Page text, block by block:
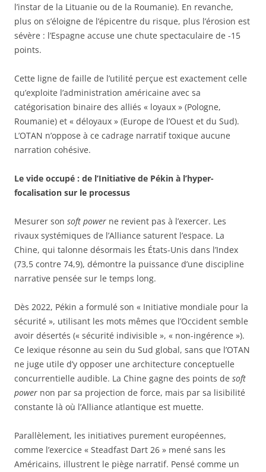
l’instar de la Lituanie ou de la Roumanie). En revanche,
plus on s’éloigne de l’épicentre du risque, plus l’érosion est
sévère : l’Espagne accuse une chute spectaculaire de -15
points.
Cette ligne de faille de l’utilité perçue est exactement celle
qu’exploite l’administration américaine avec sa
catégorisation binaire des alliés « loyaux » (Pologne,
Roumanie) et « déloyaux » (Europe de l’Ouest et du Sud).
L’OTAN n’oppose à ce cadrage narratif toxique aucune
narration cohésive.
Le vide occupé : de l’Initiative de Pékin à l’hyper-
focalisation sur le processus
Mesurer son soft power ne revient pas à l’exercer. Les
rivaux systémiques de l’Alliance saturent l’espace. La
Chine, qui talonne désormais les États-Unis dans l’Index
(73,5 contre 74,9), démontre la puissance d’une discipline
narrative pensée sur le temps long.
Dès 2022, Pékin a formulé son « Initiative mondiale pour la
sécurité », utilisant les mots mêmes que l’Occident semble
avoir désertés (« sécurité indivisible », « non-ingérence »).
Ce lexique résonne au sein du Sud global, sans que l’OTAN
ne juge utile d’y opposer une architecture conceptuelle
concurrentielle audible. La Chine gagne des points de soft
power non par sa projection de force, mais par sa lisibilité
constante là où l’Alliance atlantique est muette.
Parallèlement, les initiatives purement européennes,
comme l’exercice « Steadfast Dart 26 » mené sans les
Américains, illustrent le piège narratif. Pensé comme un